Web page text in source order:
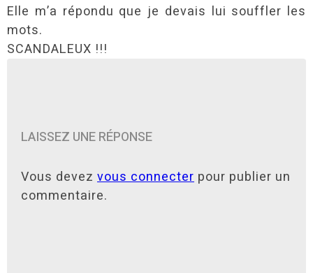
Elle m’a répondu que je devais lui souffler les
mots.
SCANDALEUX !!!
LAISSEZ UNE RÉPONSE
Vous devez vous connecter pour publier un
commentaire.